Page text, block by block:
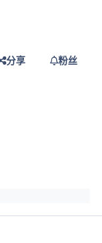
分享 粉丝